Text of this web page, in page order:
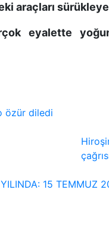
araçları
eyalette
özür diledi
15 TEMMUZ